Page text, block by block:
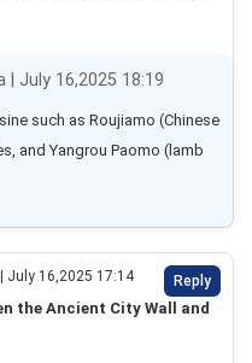
July 16,2025 18:19
such as Roujiamo (Chinese
and Yangrou Paomo (lamb
July 16,2025 17:14 Reply
the Ancient City Wall and